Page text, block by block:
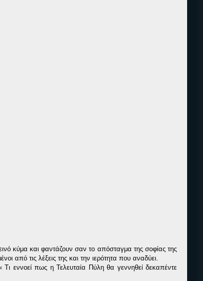
κύμα και φαντάζουν σαν το απόσταγμα της σοφίας της
από τις λέξεις της και την ιερότητα που αναδύει.
εννοεί πως η Τελευταία Πύλη θα γεννηθεί δεκαπέντε